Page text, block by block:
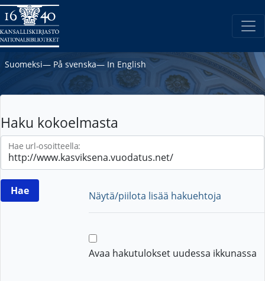
Suomeksi― På svenska― In English
Haku kokoelmasta
Hae url-osoitteella:
Näytä/piilota lisää hakuehtoja
Avaa hakutulokset uudessa ikkunassa